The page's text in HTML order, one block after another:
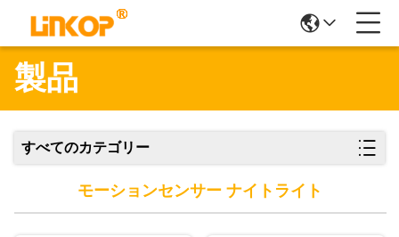
製品
すべてのカテゴリー
モーションセンサー ナイトライト